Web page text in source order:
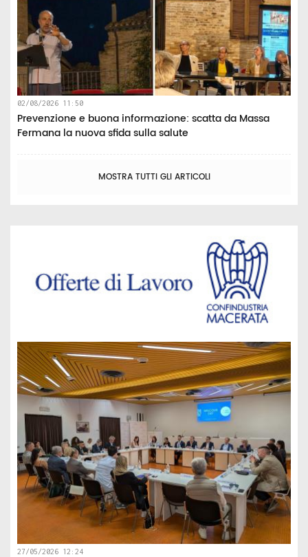
02/08/2026 11:50
Prevenzione e buona informazione: scatta da Massa
Fermana la nuova sfida sulla salute
MOSTRA TUTTI GLI ARTICOLI
27/05/2026 12:24